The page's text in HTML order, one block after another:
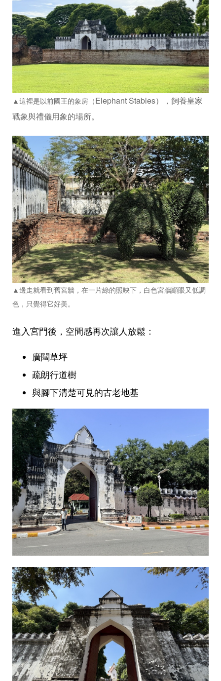
▲這裡是以前國王的象房（Elephant Stables），飼養皇家
戰象與禮儀用象的場所。
▲邊走就看到舊宮牆，在一片綠的照映下，白色宮牆顯眼又低調
色，只覺得它好美。
進入宮門後，空間感再次讓人放鬆：
廣闊草坪
疏朗行道樹
與腳下清楚可見的古老地基